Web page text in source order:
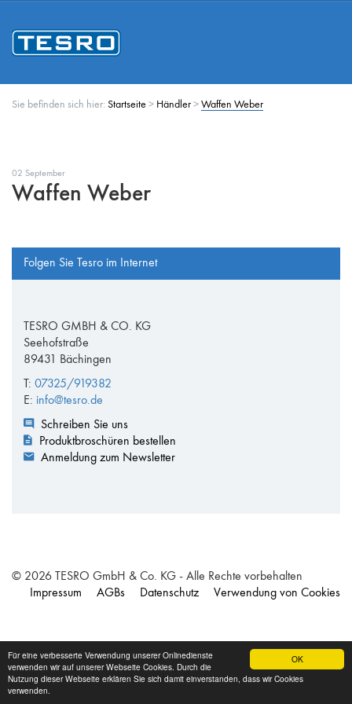
OK
Für eine verbesserte Verwendung unserer Onlinedienste
verwenden wir auf unserer Webseite Cookies. Durch die
Nutzung dieser Webseite erklären Sie sich damit einverstanden, dass wir Cookies
verwenden.
Sie befinden sich hier: Startseite > Händler > Waffen Weber
02 September
Waffen Weber
Folgen Sie Tesro im Internet
TESRO GMBH & CO. KG
Seehofstraße
89431 Bächingen
T: 07325/919382
E: info@tesro.de
Schreiben Sie uns
Produktbroschüren bestellen
Anmeldung zum Newsletter
© 2026 TESRO GmbH & Co. KG - Alle Rechte vorbehalten
Impressum
AGBs Datenschutz Verwendung von Cookies